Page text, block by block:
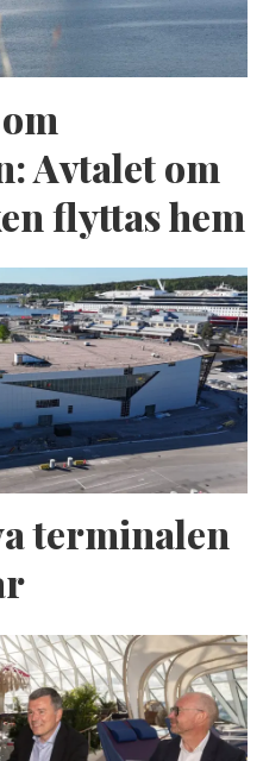
Avtalet om
flyttas hem
terminalen